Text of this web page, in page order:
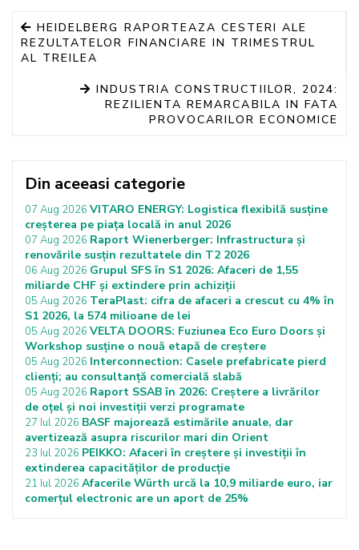
HEIDELBERG RAPORTEAZA CESTERI ALE
REZULTATELOR FINANCIARE IN TRIMESTRUL
AL TREILEA
INDUSTRIA CONSTRUCTIILOR, 2024:
REZILIENTA REMARCABILA IN FATA
PROVOCARILOR ECONOMICE
Din aceeasi categorie
07 Aug 2026 VITARO ENERGY: Logistica flexibilă susține
creșterea pe piața locală in anul 2026
07 Aug 2026 Raport Wienerberger: Infrastructura și
renovările susțin rezultatele din T2 2026
06 Aug 2026 Grupul SFS în S1 2026: Afaceri de 1,55
miliarde CHF și extindere prin achiziții
05 Aug 2026 TeraPlast: cifra de afaceri a crescut cu 4% în
S1 2026, la 574 milioane de lei
05 Aug 2026 VELTA DOORS: Fuziunea Eco Euro Doors și
Workshop susține o nouă etapă de creștere
05 Aug 2026 Interconnection: Casele prefabricate pierd
clienți; au consultanță comercială slabă
05 Aug 2026 Raport SSAB în 2026: Creștere a livrărilor
de oțel și noi investiții verzi programate
27 Iul 2026 BASF majorează estimările anuale, dar
avertizează asupra riscurilor mari din Orient
23 Iul 2026 PEIKKO: Afaceri în creștere și investiții în
extinderea capacităților de producție
21 Iul 2026 Afacerile Würth urcă la 10,9 miliarde euro, iar
comerțul electronic are un aport de 25%